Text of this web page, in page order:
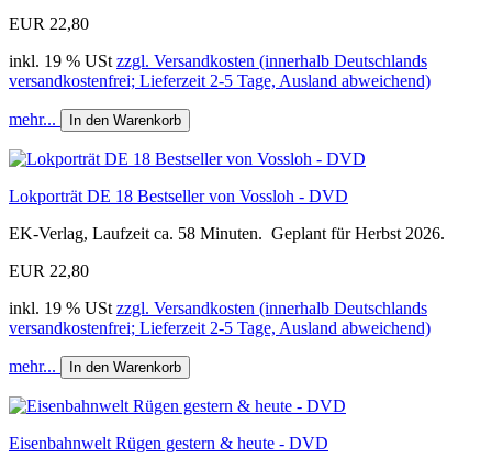
EUR 22,80
inkl. 19 % USt zzgl. Versandkosten (innerhalb Deutschlands
versandkostenfrei; Lieferzeit 2-5 Tage, Ausland abweichend)
mehr... In den Warenkorb
Lokporträt DE 18 Bestseller von Vossloh - DVD
EK-Verlag, Laufzeit ca. 58 Minuten. Geplant für Herbst 2026.
EUR 22,80
inkl. 19 % USt zzgl. Versandkosten (innerhalb Deutschlands
versandkostenfrei; Lieferzeit 2-5 Tage, Ausland abweichend)
mehr... In den Warenkorb
Eisenbahnwelt Rügen gestern & heute - DVD